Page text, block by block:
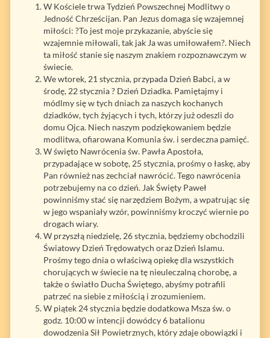
W Kościele trwa Tydzień Powszechnej Modlitwy o
Jedność Chrześcijan. Pan Jezus domaga się wzajemnej
miłości: ?To jest moje przykazanie, abyście się
wzajemnie miłowali, tak jak Ja was umiłowałem?. Niech
ta miłość stanie się naszym znakiem rozpoznawczym w
świecie.
We wtorek, 21 stycznia, przypada Dzień Babci, a w
środę, 22 stycznia ? Dzień Dziadka. Pamiętajmy i
módlmy się w tych dniach za naszych kochanych
dziadków, tych żyjących i tych, którzy już odeszli do
domu Ojca. Niech naszym podziękowaniem będzie
modlitwa, ofiarowana Komunia św. i serdeczna pamięć.
W święto Nawrócenia św. Pawła Apostoła,
przypadające w sobotę, 25 stycznia, prośmy o łaskę, aby
Pan również nas zechciał nawrócić. Tego nawrócenia
potrzebujemy na co dzień. Jak Święty Paweł
powinniśmy stać się narzędziem Bożym, a wpatrując się
w jego wspaniały wzór, powinniśmy kroczyć wiernie po
drogach wiary.
W przyszłą niedzielę, 26 stycznia, będziemy obchodzili
Światowy Dzień Trędowatych oraz Dzień Islamu.
Prośmy tego dnia o właściwą opiekę dla wszystkich
chorujących w świecie na tę nieuleczalną chorobę, a
także o światło Ducha Świętego, abyśmy potrafili
patrzeć na siebie z miłością i zrozumieniem.
W piątek 24 stycznia będzie dodatkowa Msza św. o
godz. 10:00 w intencji dowódcy 6 batalionu
dowodzenia Sił Powietrznych, który zdaje obowiązki i